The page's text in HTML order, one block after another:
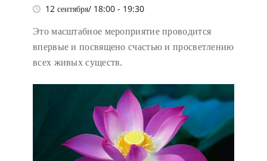
12 сентября/ 18:00 - 19:30
Это масштабное мероприятие проводится
впервые и посвящено счастью и просветлению
всех живых существ.